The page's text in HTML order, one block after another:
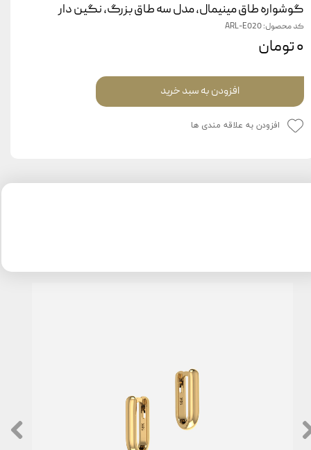
گوشواره طاق مینیمال، مدل سه طاق بزرگ، نگین دار
کد محصول: ARL-E020
۰ تومان
افزودن به سبد خرید
افزودن به علاقه مندی ها